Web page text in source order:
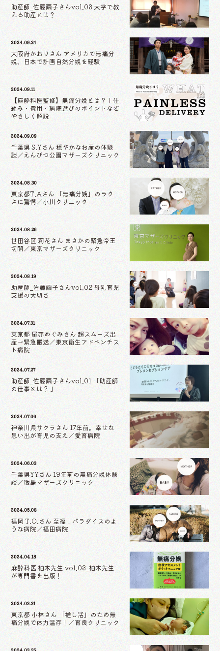
助産師_佐藤繭子さんvol.03 大学で教
える助産とは？
2024.09.24
大阪府かおりさん アメリカで無痛分
娩、日本で計画自然分娩を経験
2024.09.11
【麻酔科医監修】無痛分娩とは？｜仕
組み・費用・病院選びのポイントなど
やさしく解説
2024.09.09
千葉県 S.Yさん 穏やかなお産の体験
談／えんぴつ公園マザーズクリニック
2024.08.30
東京都T.Aさん 「無痛分娩」のラク
さに驚愕／小川クリニック
2024.08.26
世田谷区 莉花さん まさかの緊急帝王
切開／東京マザーズクリニック
2024.08.19
助産師_佐藤繭子さんvol.02 母乳育児
支援の大切さ
2024.07.31
東京都 尾亦めぐみさん 超スムーズ出
産→緊急搬送／東京衛生アドベンチス
ト病院
2024.07.27
助産師_佐藤繭子さんvol.01 「助産師
の仕事とは？ 」
2024.07.06
神奈川県サクラさん 17年前。幸せな
思い出が育児の支え／愛育病院
2024.06.03
千葉県YYさん 19年前の無痛分娩体験
談／飯島マザーズクリニック
2024.05.08
福岡 T.O.さん 至福！パラダイスのよ
うな病院／福田病院
2024.04.18
麻酔科医 柏木先生 vol.03_柏木先生
が専門書を出版！
2024.03.31
東京都 小林さん 「推し活」のため無
痛分娩で体力温存！／育良クリニック